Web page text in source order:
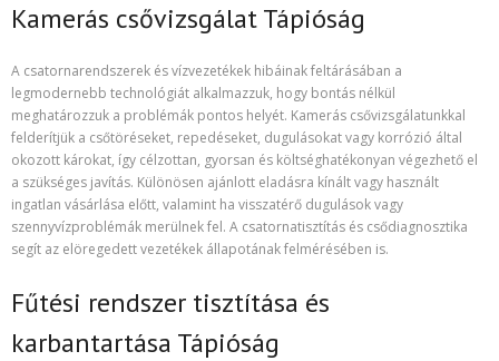
Kamerás csővizsgálat Tápióság
A csatornarendszerek és vízvezetékek hibáinak feltárásában a
legmodernebb technológiát alkalmazzuk, hogy bontás nélkül
meghatározzuk a problémák pontos helyét. Kamerás csővizsgálatunkkal
felderítjük a csőtöréseket, repedéseket, dugulásokat vagy korrózió által
okozott károkat, így célzottan, gyorsan és költséghatékonyan végezhető el
a szükséges javítás. Különösen ajánlott eladásra kínált vagy használt
ingatlan vásárlása előtt, valamint ha visszatérő dugulások vagy
szennyvízproblémák merülnek fel. A csatornatisztítás és csődiagnosztika
segít az elöregedett vezetékek állapotának felmérésében is.
Fűtési rendszer tisztítása és
karbantartása Tápióság